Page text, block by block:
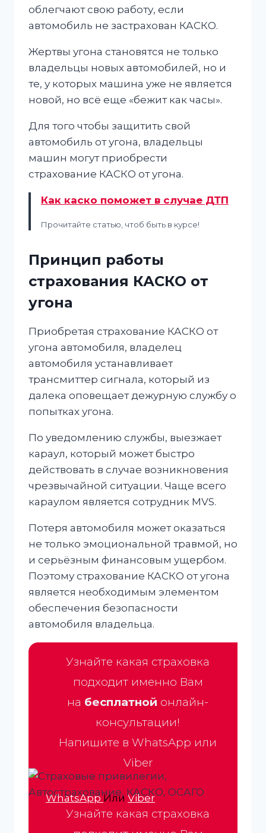
облегчают свою работу, если
автомобиль не застрахован КАСКО.
Жертвы угона становятся не только
владельцы новых автомобилей, но и
те, у которых машина уже не является
новой, но всё еще «бежит как часы».
Для того чтобы защитить свой
автомобиль от угона, владельцы
машин могут приобрести
страхование КАСКО от угона.
Как каско поможет в случае ДТП
Прочитайте статью, чтоб быть в курсе!
Принцип работы
страхования КАСКО от
угона
Приобретая страхование КАСКО от
угона автомобиля, владелец
автомобиля устанавливает
трансмиттер сигнала, который из
далека оповещает дежурную службу о
попытках угона.
По уведомлению службы, выезжает
караул, который может быстро
действовать в случае возникновения
чрезвычайной ситуации. Чаще всего
караулом является сотрудник MVS.
Потеря автомобиля может оказаться
не только эмоциональной травмой, но
и серьёзным финансовым ущербом.
Поэтому страхование КАСКО от угона
является необходимым элементом
обеспечения безопасности
автомобиля владельца.
Узнайте какая страховка
подходит именно Вам
на бесплатной онлайн-
консультации!
Напишите в WhatsApp или
Viber
WhatsAppИли Viber
Узнайте какая страховка